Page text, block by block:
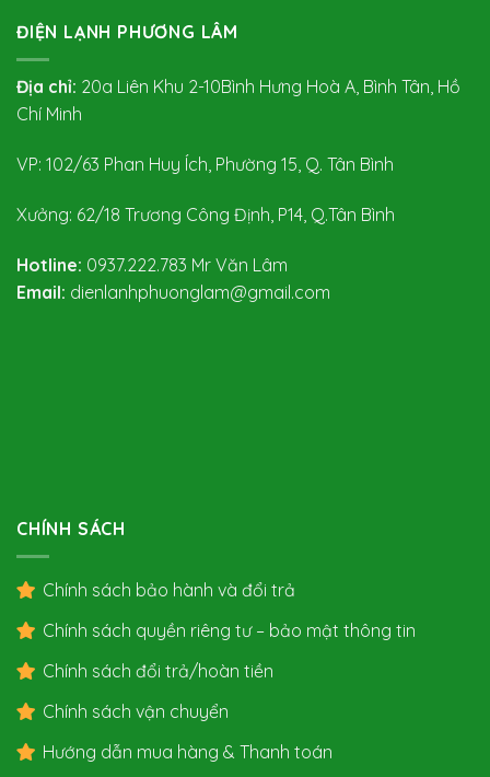
ĐIỆN LẠNH PHƯƠNG LÂM
Địa chỉ: 20a Liên Khu 2-10Bình Hưng Hoà A, Bình Tân, Hồ
Chí Minh
VP: 102/63 Phan Huy Ích, Phường 15, Q. Tân Bình
Xưởng: 62/18 Trương Công Định, P14, Q.Tân Bình
Hotline: 0937.222.783 Mr Văn Lâm
Email: dienlanhphuonglam@gmail.com
CHÍNH SÁCH
Chính sách bảo hành và đổi trả
Chính sách quyền riêng tư – bảo mật thông tin
Chính sách đổi trả/hoàn tiền
Chính sách vận chuyển
Hướng dẫn mua hàng & Thanh toán